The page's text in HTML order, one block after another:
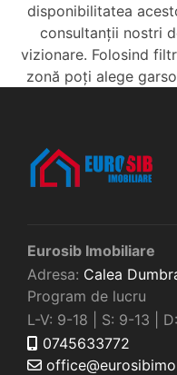
disponibilitatea
consultanții nostri
vizionare. Folosind
zonă poți alege
Eurosib Imobiliare
Adresa: Calea
Program de lucru
L-V: 9-18 | S: 9-13 |
0745633772